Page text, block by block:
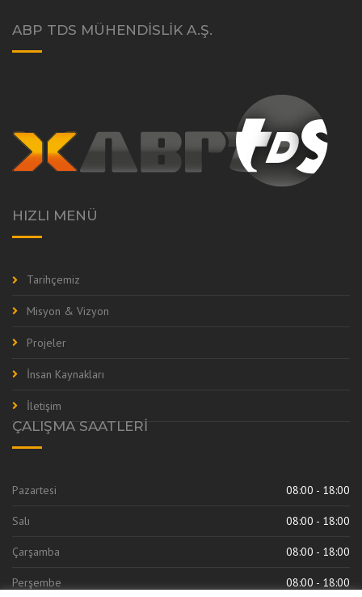
ABP TDS MÜHENDISLIK A.Ş.
HIZLI MENÜ
Tarihçemiz
Misyon & Vizyon
Projeler
İnsan Kaynakları
İletişim
ÇALIŞMA SAATLERI
Pazartesi 08:00 - 18:00
Salı 08:00 - 18:00
Çarşamba 08:00 - 18:00
Perşembe 08:00 - 18:00